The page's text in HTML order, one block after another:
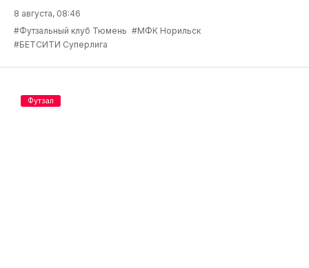
8 августа, 08:46
#Футзальный клуб Тюмень #МФК Норильск
#БЕТСИТИ Суперлига
Футзал